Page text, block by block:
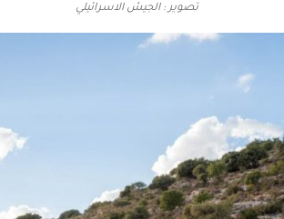
تصوير : الجيش الاسرائيلي